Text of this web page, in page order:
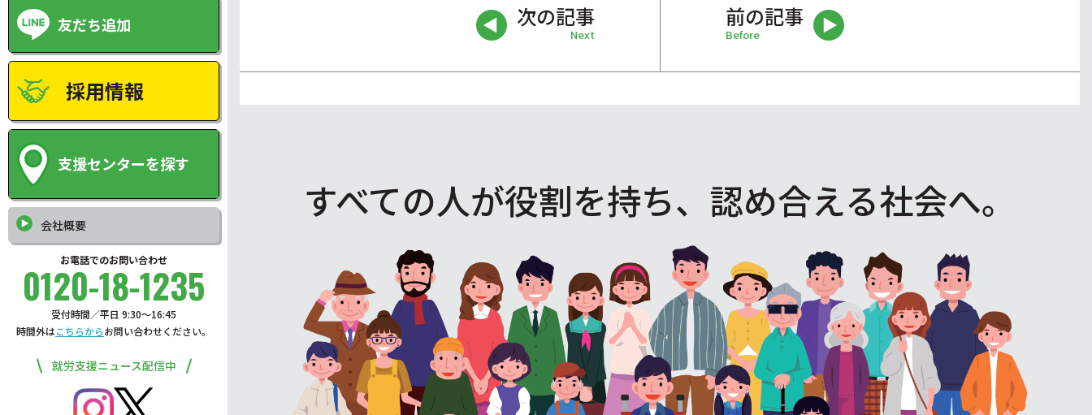
友だち追加
採用情報
支援センターを探す
会社概要
お電話でのお問い合わせ
0120-18-1235
受付時間／平日 9:30〜16:45
時間外はこちらからお問い合わせください。
就労支援ニュース配信中
次の記事
Next
前の記事
Before
すべての人が役割を持ち、認め合える社会へ。